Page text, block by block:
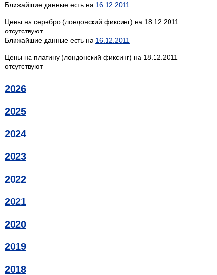
Ближайшие данные есть на 16.12.2011
Цены на серебро (лондонский фиксинг) на 18.12.2011
отсутствуют
Ближайшие данные есть на 16.12.2011
Цены на платину (лондонский фиксинг) на 18.12.2011
отсутствуют
2026
2025
2024
2023
2022
2021
2020
2019
2018